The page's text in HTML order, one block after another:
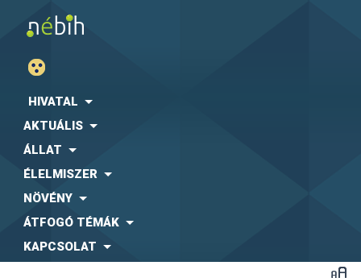
HIVATAL
AKTUÁLIS
ÁLLAT
ÉLELMISZER
NÖVÉNY
ÁTFOGÓ TÉMÁK
KAPCSOLAT